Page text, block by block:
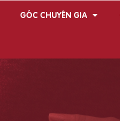
GÓC CHUYÊN GIA